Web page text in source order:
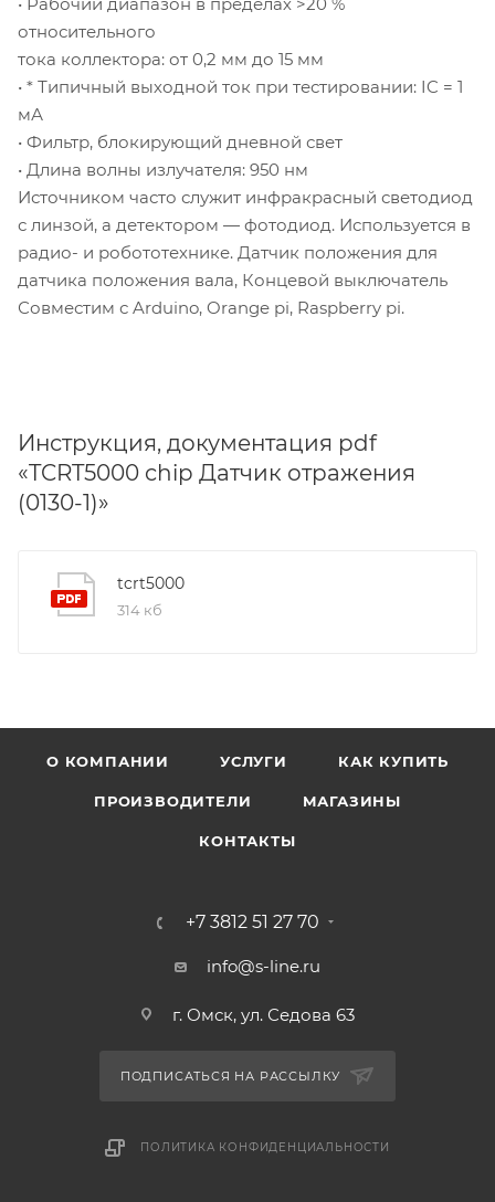
относительного
тока коллектора: от 0,2 мм до 15 мм
• * Типичный выходной ток при тестировании: IC = 1
мА
• Фильтр, блокирующий дневной свет
• Длина волны излучателя: 950 нм
Источником часто служит инфракрасный светодиод
с линзой, а детектором — фотодиод. Используется в
радио- и робототехнике. Датчик положения для
датчика положения вала, Концевой выключатель
Совместим с Arduino, Orange pi, Raspberry pi.
Инструкция, документация pdf
«TCRT5000 chip Датчик отражения
(0130-1)»
tcrt5000
314 кб
О КОМПАНИИ УСЛУГИ КАК КУПИТЬ
ПРОИЗВОДИТЕЛИ МАГАЗИНЫ
КОНТАКТЫ
+7 3812 51 27 70
info@s-line.ru
г. Омск, ул. Седова 63
ПОДПИСАТЬСЯ НА РАССЫЛКУ
ПОЛИТИКА КОНФИДЕНЦИАЛЬНОСТИ